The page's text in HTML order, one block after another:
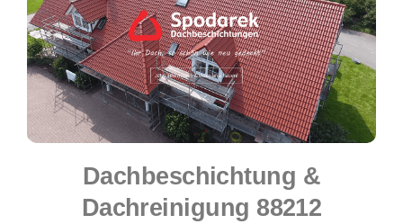
Dachbeschichtung &
Dachreinigung 88212